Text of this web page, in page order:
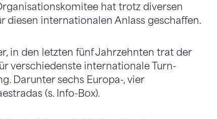
hat trotz diversen
diesen internationalen Anlass geschaffen.
in den letzten fünf Jahrzehnten trat der
verschiedenste internationale Turn-
Darunter sechs Europa-, vier
(s. Info-Box).